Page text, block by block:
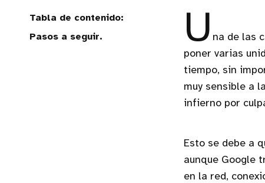
Pasos a seguir. U na de las
poner varias
tiempo, sin
muy sensible a
infierno por
Esto se debe a
aunque Google
en la red,